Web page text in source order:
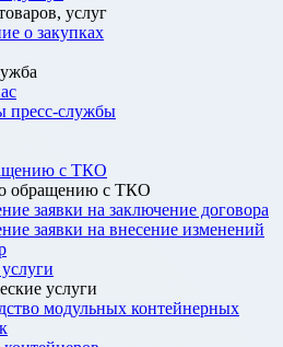
услуг
о закупках
пресс-службы
с ТКО
обращению с ТКО
заявки на заключение договора
заявки на внесение изменений
услуги
модульных контейнерных